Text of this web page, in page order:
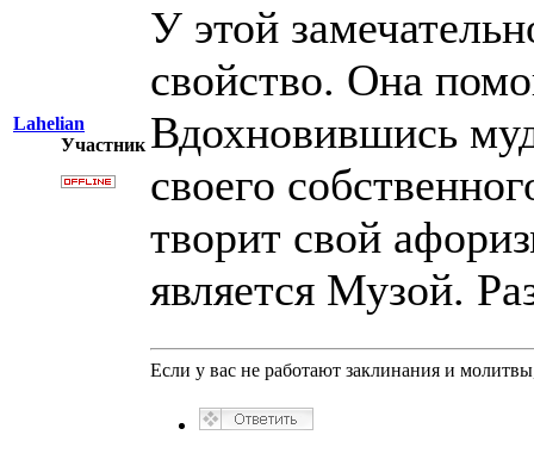
Lahelian
Участник
У этой
свойство. Она
Вдохновившись
своего
творит свой
является Музой.
Если у вас не работают заклинания и